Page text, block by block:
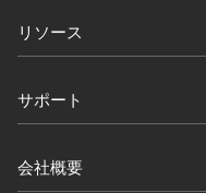
リソース
サポート
会社概要